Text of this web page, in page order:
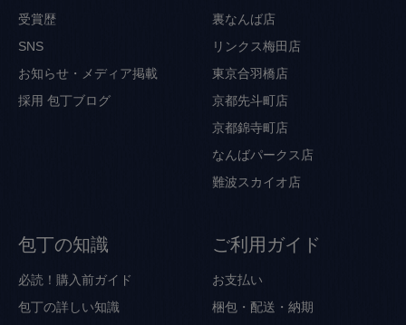
受賞歴
SNS
お知らせ・メディア掲載
採用 包丁ブログ
裏なんば店
リンクス梅田店
東京合羽橋店
京都先斗町店
京都錦寺町店
なんばパークス店
難波スカイオ店
包丁の知識
必読！購入前ガイド
包丁の詳しい知識
ご利用ガイド
お支払い
梱包・配送・納期